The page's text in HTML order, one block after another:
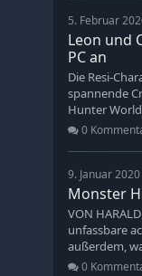
5. Februar
Leon und
PC an
Die Resi-
spannende
Hunter
0
9. Januar
Monster
VON
unfassbare
außerdem,
0